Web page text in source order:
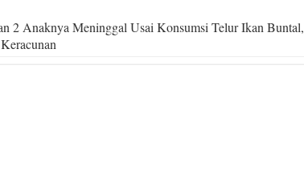
2 Anaknya Meninggal Usai Konsumsi Telur Ikan Buntal,